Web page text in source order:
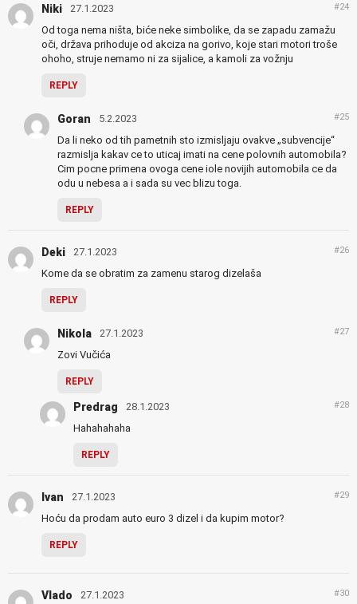
Niki 27.1.2023 #24
Od toga nema ništa, biće neke simbolike, da se zapadu zamažu
oči, država prihoduje od akciza na gorivo, koje stari motori troše
ohoho, struje nemamo ni za sijalice, a kamoli za vožnju
REPLY
Goran 5.2.2023 #25
Da li neko od tih pametnih sto izmisljaju ovakve „subvencije“
razmislja kakav ce to uticaj imati na cene polovnih automobila?
Cim pocne primena ovoga cene iole novijih automobila ce da
odu u nebesa a i sada su vec blizu toga.
REPLY
Deki 27.1.2023 #26
Kome da se obratim za zamenu starog dizelaša
REPLY
Nikola 27.1.2023 #27
Zovi Vučića
REPLY
Predrag 28.1.2023 #28
Hahahahaha
REPLY
Ivan 27.1.2023 #29
Hoću da prodam auto euro 3 dizel i da kupim motor?
REPLY
Vlado 27.1.2023 #30